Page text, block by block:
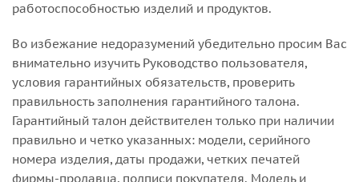
работоспособностью изделий и продуктов.
Во избежание недоразумений убедительно просим Вас
внимательно изучить Руководство пользователя,
условия гарантийных обязательств, проверить
правильность заполнения гарантийного талона.
Гарантийный талон действителен только при наличии
правильно и четко указанных: модели, серийного
номера изделия, даты продажи, четких печатей
фирмы-продавца, подписи покупателя. Модель и